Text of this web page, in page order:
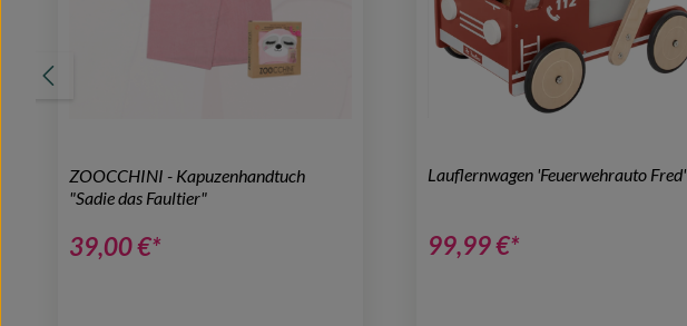
ZOOCCHINI - Kapuzenhandtuch
"Sadie das Faultier"
39,00 €*
Lauflernwagen 'Feuerwehrauto Fred'
99,99 €*